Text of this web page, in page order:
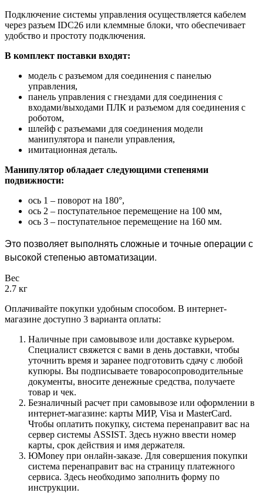
Подключение системы управления осуществляется кабелем
через разъем IDC26 или клеммные блоки, что обеспечивает
удобство и простоту подключения.
В комплект поставки входят:
модель с разъемом для соединения с панелью
управления,
панель управления с гнездами для соединения с
входами/выходами ПЛК и разъемом для соединения с
роботом,
шлейф с разъемами для соединения модели
манипулятора и панели управления,
имитационная деталь.
Манипулятор обладает следующими степенями
подвижности:
ось 1 – поворот на 180°,
ось 2 – поступательное перемещение на 100 мм,
ось 3 – поступательное перемещение на 160 мм.
Это позволяет выполнять сложные и точные операции с
высокой степенью автоматизации.
Вес
2.7 кг
Оплачивайте покупки удобным способом. В интернет-
магазине доступно 3 варианта оплаты:
Наличные при самовывозе или доставке курьером.
Специалист свяжется с вами в день доставки, чтобы
уточнить время и заранее подготовить сдачу с любой
купюры. Вы подписываете товаросопроводительные
документы, вносите денежные средства, получаете
товар и чек.
Безналичный расчет при самовывозе или оформлении в
интернет-магазине: карты МИР, Visa и MasterCard.
Чтобы оплатить покупку, система перенаправит вас на
сервер системы ASSIST. Здесь нужно ввести номер
карты, срок действия и имя держателя.
ЮMoney при онлайн-заказе. Для совершения покупки
система перенаправит вас на страницу платежного
сервиса. Здесь необходимо заполнить форму по
инструкции.